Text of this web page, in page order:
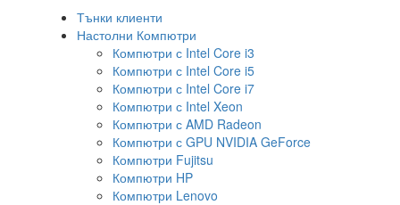
Тънки клиенти
Настолни Компютри
Компютри с Intel Core i3
Компютри с Intel Core i5
Компютри с Intel Core i7
Компютри с Intel Xeon
Компютри с AMD Radeon
Компютри с GPU NVIDIA GeForce
Компютри Fujitsu
Компютри HP
Компютри Lenovo